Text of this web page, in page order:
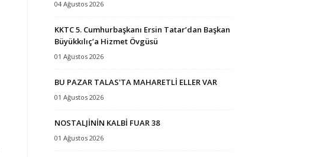
04 Ağustos 2026
KKTC 5. Cumhurbaşkanı Ersin Tatar’dan Başkan
Büyükkılıç’a Hizmet Övgüsü
01 Ağustos 2026
BU PAZAR TALAS'TA MAHARETLİ ELLER VAR
01 Ağustos 2026
NOSTALJİNİN KALBİ FUAR 38
01 Ağustos 2026